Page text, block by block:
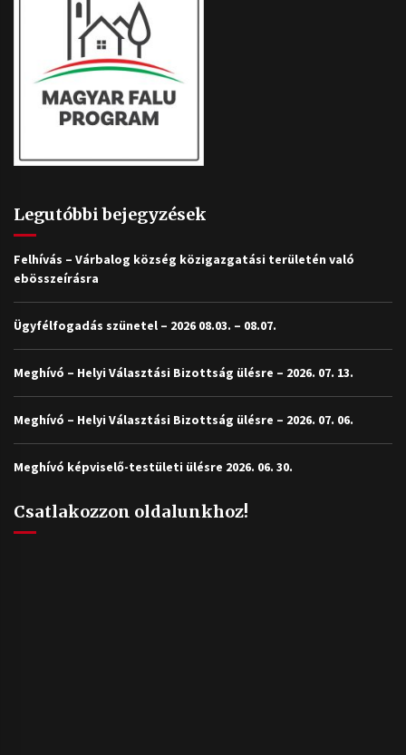
Legutóbbi bejegyzések
Felhívás – Várbalog község közigazgatási területén való
ebösszeírásra
Ügyfélfogadás szünetel – 2026 08.03. – 08.07.
Meghívó – Helyi Választási Bizottság ülésre – 2026. 07. 13.
Meghívó – Helyi Választási Bizottság ülésre – 2026. 07. 06.
Meghívó képviselő-testületi ülésre 2026. 06. 30.
Csatlakozzon oldalunkhoz!